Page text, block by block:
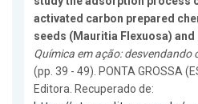
activated carbon prepared
seeds (Mauritia Flexuosa) and
Química em ação: desvendando
(pp. 39 - 49). PONTA GROSSA
Editora. Recuperado de: